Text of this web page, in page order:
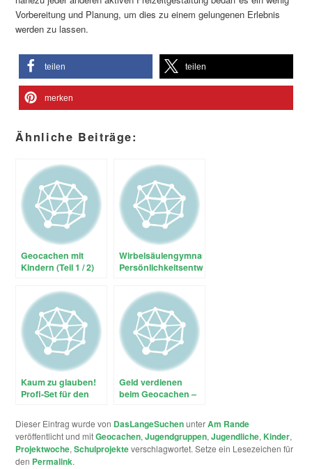
Vorbereitung und Planung, um dies zu einem gelungenen Erlebnis
werden zu lassen.
teilen teilen
merken
Ähnliche Beiträge:
Geocachen mit
Kindern (Teil 1 / 2)
Wirbelsäulengymnastik,
Persönlichkeitsentwicklung
Geocachen
Kaum zu glauben!
Profi-Set für den
Elektronik-
Versandhandel
Geld verdienen
beim Geocachen –
Dieser Eintrag wurde von DasLangeSuchenunterAm Rande
veröffentlicht und mitGeocachen,Jugendgruppen,Jugendliche,Kinder,
Projektwoche,Schulprojekteverschlagwortet. Setze ein Lesezeichen für
den Permalink.